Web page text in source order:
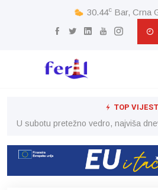
30.44c Bar, Crna
TOP
U subotu pretežno vedro, najviša